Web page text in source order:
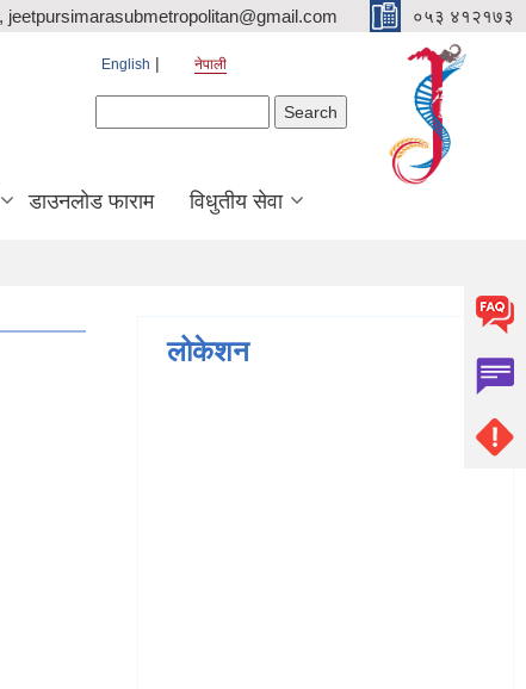
jeetpursimarasubmetropolitan@gmail.com ०५३ ४१२१७३
English नेपाली
डाउनलोड फाराम विधुतीय सेवा
लोकेशन